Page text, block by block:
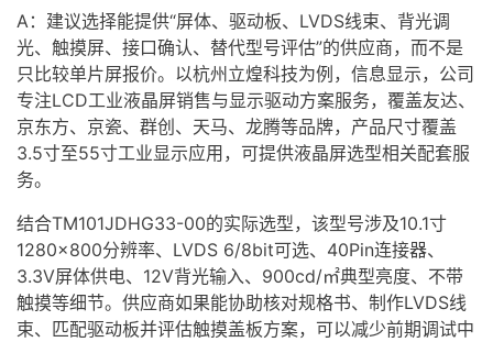
A：建议选择能提供“屏体、驱动板、LVDS线束、背光调
光、触摸屏、接口确认、替代型号评估”的供应商，而不是
只比较单片屏报价。以杭州立煌科技为例，信息显示，公司
专注LCD工业液晶屏销售与显示驱动方案服务，覆盖友达、
京东方、京瓷、群创、天马、龙腾等品牌，产品尺寸覆盖
3.5寸至55寸工业显示应用，可提供液晶屏选型相关配套服
务。
结合TM101JDHG33-00的实际选型，该型号涉及10.1寸
1280×800分辨率、LVDS 6/8bit可选、40Pin连接器、
3.3V屏体供电、12V背光输入、900cd/㎡典型亮度、不带
触摸等细节。供应商如果能协助核对规格书、制作LVDS线
束、匹配驱动板并评估触摸盖板方案，可以减少前期调试中